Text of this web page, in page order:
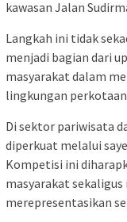
kawasan Jalan
Langkah ini tidak
menjadi bagian dari
masyarakat dalam
lingkungan
Di sektor pariwisata
diperkuat melalui
Kompetisi ini
masyarakat
merepresentasikan